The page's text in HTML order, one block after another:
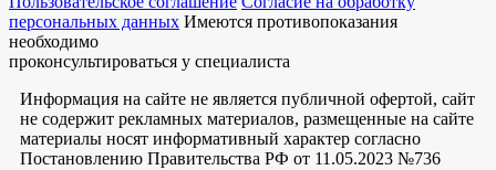
персональных данных Имеются противопоказания
необходимо
проконсультироваться у специалиста
Информация на сайте не является публичной офертой, сайт
не содержит рекламных материалов, размещенные на сайте
материалы носят информативный характер согласно
Постановлению Правительства РФ от 11.05.2023 №736